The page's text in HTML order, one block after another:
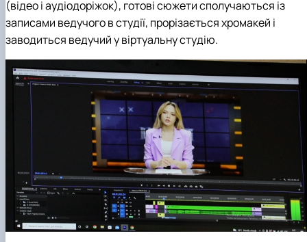
(відео і аудіодоріжок), готові сюжети сполучаються із
записами ведучого в студії, прорізається хромакей і
заводиться ведучий у віртуальну студію.